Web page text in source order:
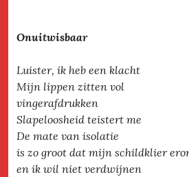
Onuitwisbaar
Luister, ik heb een klacht
Mijn lippen zitten vol
vingerafdrukken
Slapeloosheid teistert me
De mate van isolatie
is zo groot dat mijn schildklier
en ik wil niet verdwijnen